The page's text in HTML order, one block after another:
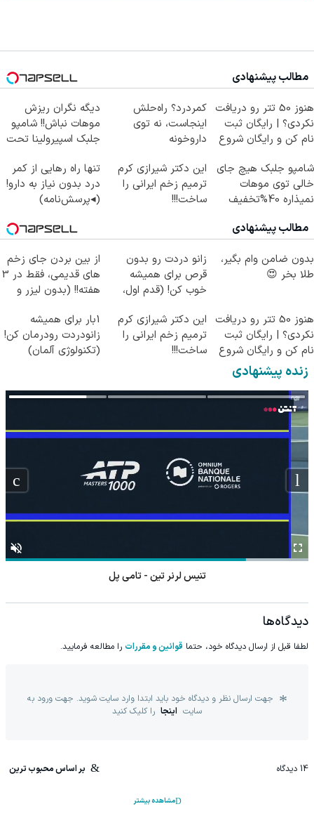
مطالب پیشنهادی
هنوز 50 تتر رو دریافت
نکردی؟ | رایگان ثبت
نام کن و رایگان شروع
کمردرد؟ راه‌حلش
اینجاست، نه توی
داروخونه
دیگه نگران ریزش
موهات نباش!! شامپو
جلبک اسپیرولینا تحت
شامپو جلبک هیچ جای
خالی توی موهات
نمیذاره 40%تخفیف
این دکتر شیرازی کرم
ترمیم زخم ایرانی را
ساخت!!!
تنها راه رهایی از کمر
درد بدون نیاز به دارو!
(◂پرسش‌نامه)
مطالب پیشنهادی
بدون ضامن وام بگیر،
طلا بخر 😍
زانو دردت رو بدون
قرص برای همیشه
خوب کن! (قدم اول،
از بین بردن جای زخم
های قدیمی، فقط در 3
هفته!! (بدون لیزر و
هنوز 50 تتر رو دریافت
نکردی؟ | رایگان ثبت
نام کن و رایگان شروع
کن!
این دکتر شیرازی کرم
ترمیم زخم ایرانی را
ساخت!!!
1بار برای همیشه
زانودردت رودرمان کن!
(تکنولوژی آلمان)
زنده پیشنهادی
تنیس لرنر تین - تامی پل
دیدگاه‌ها
لطفا قبل از ارسال دیدگاه خود، حتما قوانین و مقررات را مطالعه فرمایید.
جهت ارسال نظر و دیدگاه خود باید ابتدا وارد سایت شوید. جهت ورود به
سایت اینجا را کلیک کنید
14 دیدگاه بر اساس محبوب ترین
مشاهده بیشتر